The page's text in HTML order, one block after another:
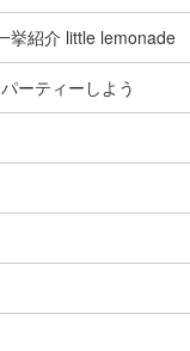
挙紹介 little lemonade
ーティーしよう